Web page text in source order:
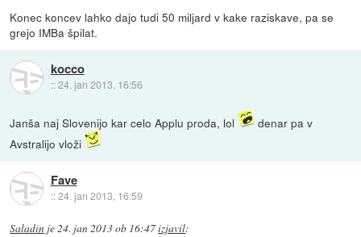
Konec koncev lahko dajo tudi 50 miljard v kake raziskave, pa se
grejo IMBa špilat.
kocco
::24. jan 2013, 16:56
Janša naj Slovenijo kar celo Applu proda, lol
denar pa v
Avstralijo vloži
Fave
::24. jan 2013, 16:59
Saladin je24. jan 2013 ob 16:47izjavil: